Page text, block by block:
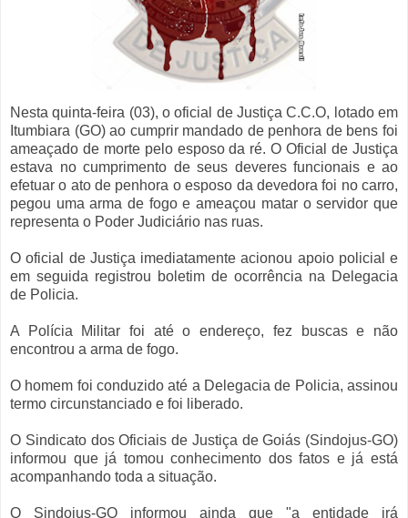
Nesta quinta-feira (03), o oficial de Justiça C.C.O, lotado em
Itumbiara (GO) ao cumprir mandado de penhora de bens foi
ameaçado de morte pelo esposo da ré. O Oficial de Justiça
estava no cumprimento de seus deveres funcionais e ao
efetuar o ato de penhora o esposo da devedora foi no carro,
pegou uma arma de fogo e ameaçou matar o servidor que
representa o Poder Judiciário nas ruas.
O oficial de Justiça imediatamente acionou apoio policial e
em seguida registrou boletim de ocorrência na Delegacia
de Policia.
A Polícia Militar foi até o endereço, fez buscas e não
encontrou a arma de fogo.
O homem foi conduzido até a Delegacia de Policia, assinou
termo circunstanciado e foi liberado.
O Sindicato dos Oficiais de Justiça de Goiás (Sindojus-GO)
informou que já tomou conhecimento dos fatos e já está
acompanhando toda a situação.
O Sindojus-GO informou ainda que "a entidade irá